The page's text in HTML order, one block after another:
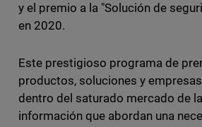
y el premio a la "Solución de
en 2020.
Este prestigioso programa de
productos, soluciones y
dentro del saturado mercado de
información que abordan una